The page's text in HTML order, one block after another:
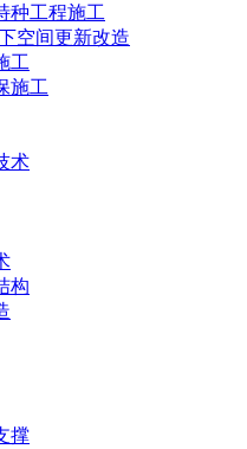
种工程施工
空间更新改造
工
施工
术
构
撑